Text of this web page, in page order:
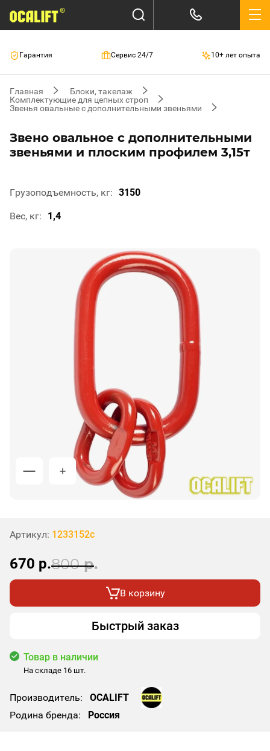
Гарантия Сервис 24/7 10+ лет опыта
Главная
Блоки, такелаж
Комплектующие для цепных строп
Звенья овальные с дополнительными звеньями
Звено овальное с дополнительными
звеньями и плоским профилем 3,15т
Грузоподъемность, кг 3150
Вес, кг 1,4
Артикул: 1233152c
670 р.800 р.
В корзину
Быстрый заказ
Товар в наличии
На складе 16 шт.
Производитель:
OCALIFT
Родина бренда:
Россия